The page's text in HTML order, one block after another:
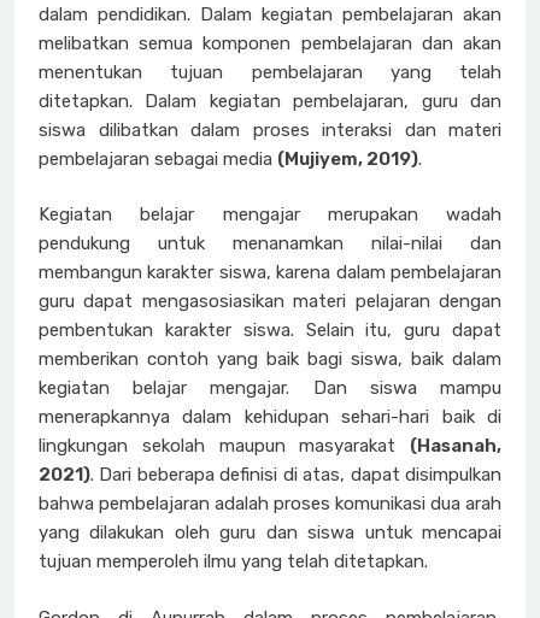
dalam pendidikan. Dalam kegiatan pembelajaran akan
melibatkan semua komponen pembelajaran dan akan
menentukan tujuan pembelajaran yang telah
ditetapkan. Dalam kegiatan pembelajaran, guru dan
siswa dilibatkan dalam proses interaksi dan materi
pembelajaran sebagai media (Mujiyem, 2019).
Kegiatan belajar mengajar merupakan wadah
pendukung untuk menanamkan nilai-nilai dan
membangun karakter siswa, karena dalam pembelajaran
guru dapat mengasosiasikan materi pelajaran dengan
pembentukan karakter siswa. Selain itu, guru dapat
memberikan contoh yang baik bagi siswa, baik dalam
kegiatan belajar mengajar. Dan siswa mampu
menerapkannya dalam kehidupan sehari-hari baik di
lingkungan sekolah maupun masyarakat (Hasanah,
2021). Dari beberapa definisi di atas, dapat disimpulkan
bahwa pembelajaran adalah proses komunikasi dua arah
yang dilakukan oleh guru dan siswa untuk mencapai
tujuan memperoleh ilmu yang telah ditetapkan.